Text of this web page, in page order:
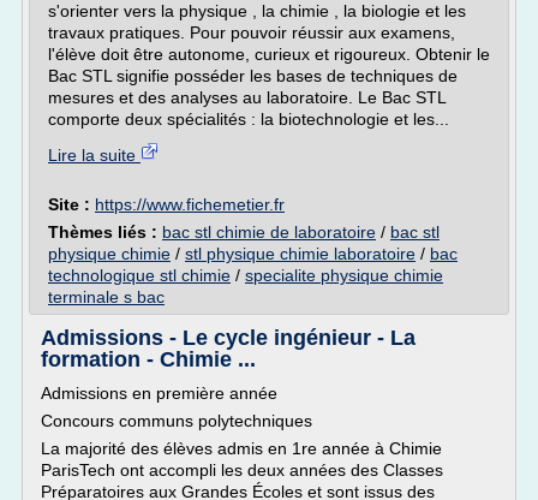
s'orienter vers la physique , la chimie , la biologie et les
travaux pratiques. Pour pouvoir réussir aux examens,
l'élève doit être autonome, curieux et rigoureux. Obtenir le
Bac STL signifie posséder les bases de techniques de
mesures et des analyses au laboratoire. Le Bac STL
comporte deux spécialités : la biotechnologie et les...
Lire la suite
Site : https://www.fichemetier.fr
Thèmes liés : bac stl chimie de laboratoire / bac stl
physique chimie / stl physique chimie laboratoire / bac
technologique stl chimie / specialite physique chimie
terminale s bac
Admissions - Le cycle ingénieur - La
formation - Chimie ...
Admissions en première année
Concours communs polytechniques
La majorité des élèves admis en 1re année à Chimie
ParisTech ont accompli les deux années des Classes
Préparatoires aux Grandes Écoles et sont issus des